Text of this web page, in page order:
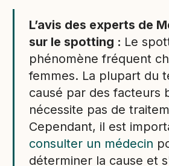
L’avis des experts de
sur le spotting : Le
phénomène fréquent
femmes. La plupart du
causé par des facteurs
nécessite pas de
Cependant, il est
consulter un médecin
déterminer la cause et